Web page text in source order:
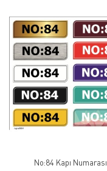
No:84 Kapı Numarası